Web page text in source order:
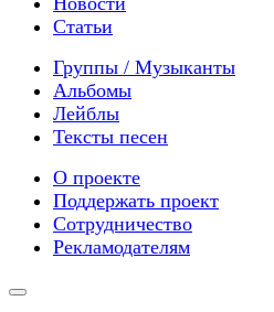
Статьи
Группы / Музыканты
Альбомы
Лейблы
Тексты песен
О проекте
Поддержать проект
Сотрудничество
Рекламодателям